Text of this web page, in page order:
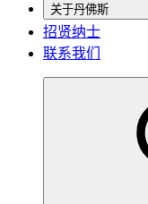
关于丹佛斯
招贤纳士
联系我们